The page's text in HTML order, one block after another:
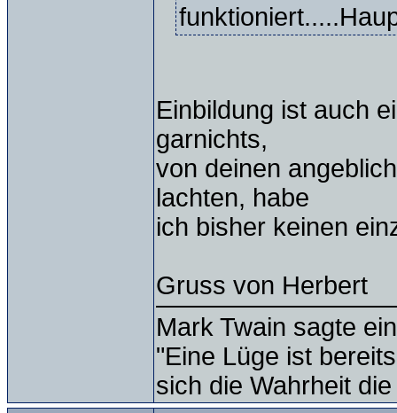
Einbildung ist auch
garnichts,
von deinen
lachten, habe
ich bisher keinen
Gruss von Herbert
Mark Twain sagte
"Eine Lüge ist
sich die Wahrheit